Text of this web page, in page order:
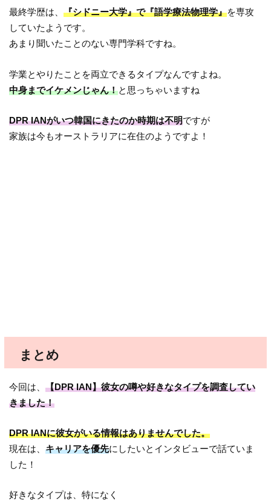
最終学歴は、『シドニー大学』で『語学療法物理学』を専攻
していたようです。
あまり聞いたことのない専門学科ですね。
学業とやりたことを両立できるタイプなんですよね。
中身までイケメンじゃん！と思っちゃいますね
DPR IANがいつ韓国にきたのか時期は不明ですが
家族は今もオーストラリアに在住のようですよ！
まとめ
今回は、【DPR IAN】彼女の噂や好きなタイプを調査してい
きました！
DPR IANに彼女がいる情報はありませんでした。
現在は、キャリアを優先にしたいとインタビューで話ていま
した！
好きなタイプは、特になく